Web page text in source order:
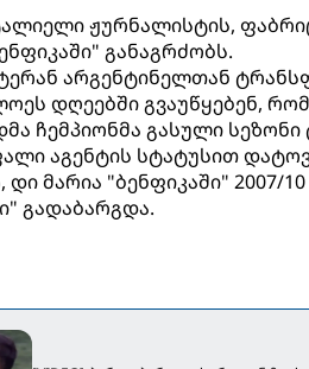
ჟურნალისტის,
განაგრძობს.
არგენტინელთან
დღეებში გვაუწყებენ,
ჩემპიონმა გასული სეზონი
აგენტის სტატუსით
მარია "ბენფიკაში" 2007/
გადაბარგდა.